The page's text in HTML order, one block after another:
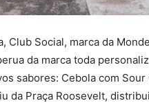
Club Social, marca da
da marca toda
sabores: Cebola com
da Praça Roosevelt,